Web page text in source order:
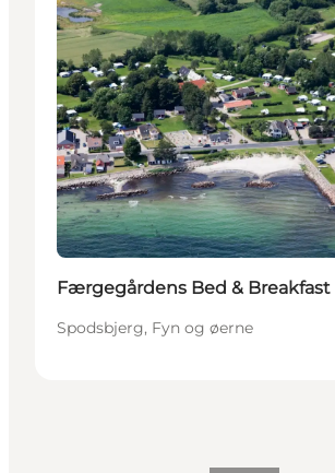
Færgegårdens Bed & Breakfast
Spodsbjerg, Fyn og øerne